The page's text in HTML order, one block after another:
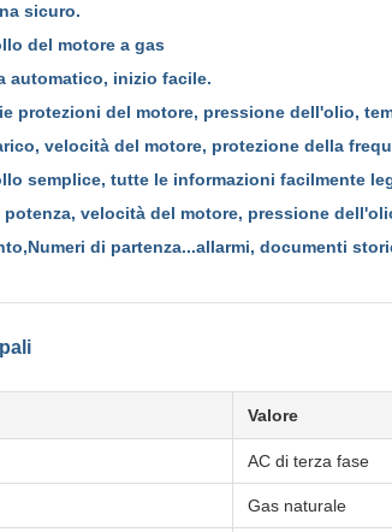
sicuro.
del motore a gas
automatico, inizio facile.
protezioni del motore, pressione dell'olio,
velocità del motore, protezione della
semplice, tutte le informazioni facilmente
velocità del motore, pressione
di partenza...allarmi, documenti
Valore
AC di terza fase
Gas naturale